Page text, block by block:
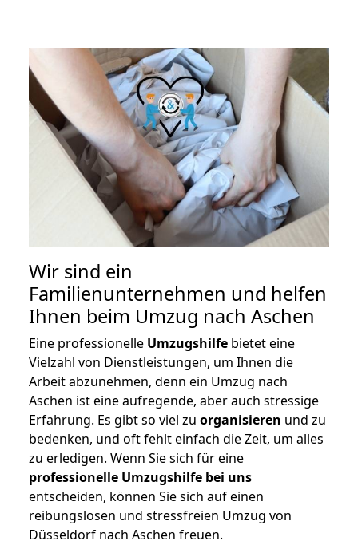
Wir sind ein
Familienunternehmen und helfen
Ihnen beim Umzug nach Aschen
Eine professionelle Umzugshilfe bietet eine
Vielzahl von Dienstleistungen, um Ihnen die
Arbeit abzunehmen, denn ein Umzug nach
Aschen ist eine aufregende, aber auch stressige
Erfahrung. Es gibt so viel zu organisieren und zu
bedenken, und oft fehlt einfach die Zeit, um alles
zu erledigen. Wenn Sie sich für eine
professionelle Umzugshilfe bei uns
entscheiden, können Sie sich auf einen
reibungslosen und stressfreien Umzug von
Düsseldorf nach Aschen freuen.